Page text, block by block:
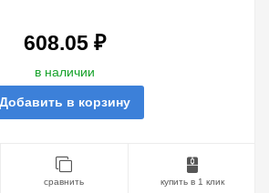
608.05 ₽
в наличии
Добавить в корзину
сравнить купить в 1 клик